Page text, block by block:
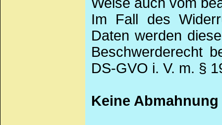
Im Fall des
Daten werden
Beschwerderecht
DS-GVO i. V. m. §
Keine